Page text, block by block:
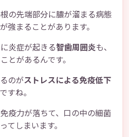
の先端部分に膿が溜まる病態
強まることがあります。
炎症が起きる智歯周囲炎も、
とがあるんです。
のがストレスによる免疫低下
すね。
疫力が落ちて、口の中の細菌
てしまいます。